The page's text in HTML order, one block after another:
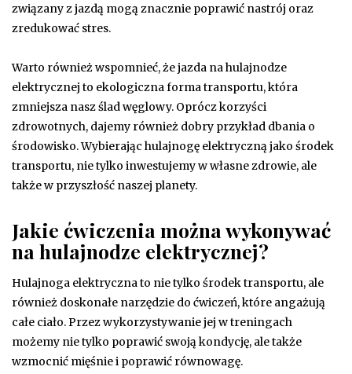
związany z jazdą mogą znacznie poprawić nastrój oraz
zredukować stres.
Warto również wspomnieć, że jazda na hulajnodze
elektrycznej to ekologiczna forma transportu, która
zmniejsza nasz ślad węglowy. Oprócz korzyści
zdrowotnych, dajemy również dobry przykład dbania o
środowisko. Wybierając hulajnogę elektryczną jako środek
transportu, nie tylko inwestujemy w własne zdrowie, ale
także w przyszłość naszej planety.
Jakie ćwiczenia można wykonywać
na hulajnodze elektrycznej?
Hulajnoga elektryczna to nie tylko środek transportu, ale
również doskonałe narzędzie do ćwiczeń, które angażują
całe ciało. Przez wykorzystywanie jej w treningach
możemy nie tylko poprawić swoją kondycję, ale także
wzmocnić mięśnie i poprawić równowagę.